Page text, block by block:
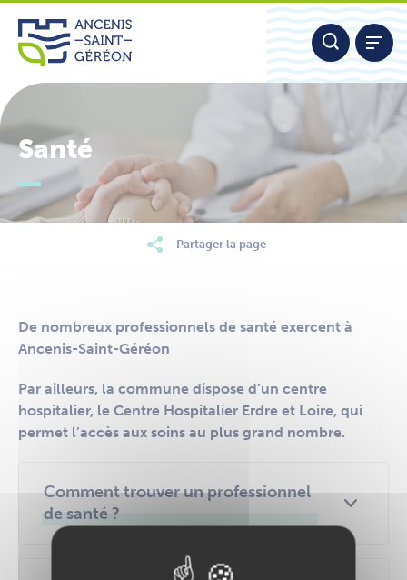
Aller
contenu
Nous contacter
Santé
Partager la page
De nombreux professionnels de santé exercent à
Ancenis-Saint-Géréon
Par ailleurs, la commune dispose d’un centre
hospitalier, le Centre Hospitalier Erdre et Loire, qui
permet l’accès aux soins au plus grand nombre.
Comment trouver un professionnel
de santé ?
Panneau de gestion des cookies